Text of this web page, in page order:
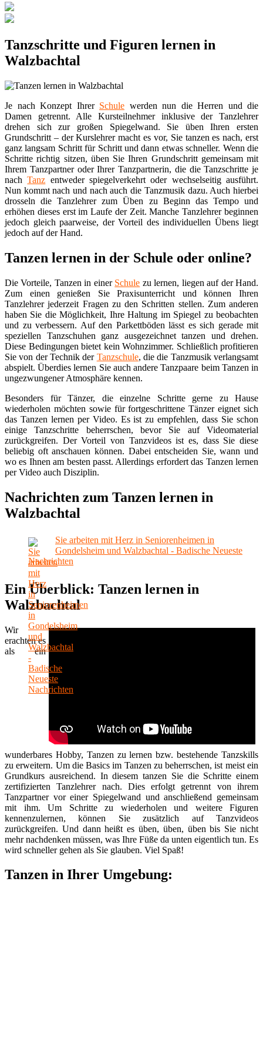
Tanzschritte und Figuren lernen in
Walzbachtal
Je nach Konzept Ihrer Schule werden nun die Herren und die
Damen getrennt. Alle Kursteilnehmer inklusive der Tanzlehrer
drehen sich zur großen Spiegelwand. Sie üben Ihren ersten
Grundschritt – der Kurslehrer macht es vor, Sie tanzen es nach, erst
ganz langsam Schritt für Schritt und dann etwas schneller. Wenn die
Schritte richtig sitzen, üben Sie Ihren Grundschritt gemeinsam mit
Ihrem Tanzpartner oder Ihrer Tanzpartnerin, die die Tanzschritte je
nachTanz entweder spiegelverkehrt oder wechselseitig ausführt.
Nun kommt nach und nach auch die Tanzmusik dazu. Auch hierbei
drosseln die Tanzlehrer zum Üben zu Beginn das Tempo und
erhöhen dieses erst im Laufe der Zeit. Manche Tanzlehrer beginnen
jedoch gleich paarweise, der Vorteil des individuellen Übens liegt
jedoch auf der Hand.
Tanzen lernen in der Schule oder online?
Die Vorteile, Tanzen in einer Schule zu lernen, liegen auf der Hand.
Zum einen genießen Sie Praxisunterricht und können Ihren
Tanzlehrer jederzeit Fragen zu den Schritten stellen. Zum anderen
haben Sie die Möglichkeit, Ihre Haltung im Spiegel zu beobachten
und zu verbessern. Auf den Parkettböden lässt es sich gerade mit
speziellen Tanzschuhen ganz ausgezeichnet tanzen und drehen.
Diese Bedingungen bietet kein Wohnzimmer. Schließlich profitieren
Sie von der Technik der Tanzschule, die die Tanzmusik verlangsamt
abspielt. Überdies lernen Sie auch andere Tanzpaare beim Tanzen in
ungezwungener Atmosphäre kennen.
Besonders für Tänzer, die einzelne Schritte gerne zu Hause
wiederholen möchten sowie für fortgeschrittene Tänzer eignet sich
das Tanzen lernen per Video. Es ist zu empfehlen, dass Sie schon
einige Tanzschritte beherrschen, bevor Sie auf Videomaterial
zurückgreifen. Der Vorteil von Tanzvideos ist es, dass Sie diese
beliebig oft anschauen können. Dabei entscheiden Sie, wann und
wo es Ihnen am besten passt. Allerdings erfordert das Tanzen lernen
per Video auch Disziplin.
Nachrichten zum Tanzen lernen in
Walzbachtal
Sie arbeiten mit Herz in Seniorenheimen in
Gondelsheim und Walzbachtal - Badische Neueste
Nachrichten
Ein Überblick: Tanzen lernen in
Walzbachtal
Wir
erachten es
als ein
wunderbares Hobby, Tanzen zu lernen bzw. bestehende Tanzskills
zu erweitern. Um die Basics im Tanzen zu beherrschen, ist meist ein
Grundkurs ausreichend. In diesem tanzen Sie die Schritte einem
zertifizierten Tanzlehrer nach. Dies erfolgt getrennt von ihrem
Tanzpartner vor einer Spiegelwand und anschließend gemeinsam
mit ihm. Um Schritte zu wiederholen und weitere Figuren
kennenzulernen, können Sie zusätzlich auf Tanzvideos
zurückgreifen. Und dann heißt es üben, üben, üben bis Sie nicht
mehr nachdenken müssen, was Ihre Füße da unten eigentlich tun. Es
wird schneller gehen als Sie glauben. Viel Spaß!
Tanzen in Ihrer Umgebung: